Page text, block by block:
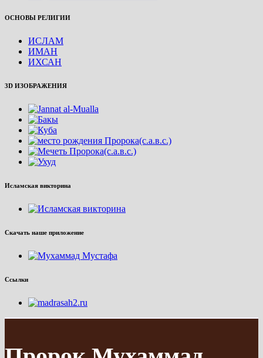
ОСНОВЫ РЕЛИГИИ
ИСЛАМ
ИМАН
ИХСАН
3D ИЗОБРАЖЕНИЯ
Исламская викторина
Скачать наше приложение
Ссылки